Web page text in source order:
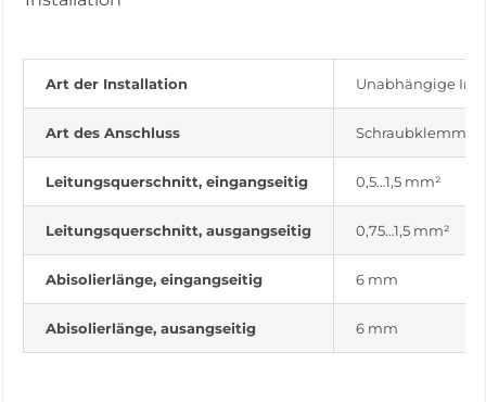
Art der Installation Unabhängige
Art des Anschluss Schraubklemme
Leitungsquerschnitt, eingangseitig 0,5…1,5 mm²
Leitungsquerschnitt, ausgangseitig 0,75…1,5 mm²
Abisolierlänge, eingangseitig 6 mm
Abisolierlänge, ausangseitig 6 mm